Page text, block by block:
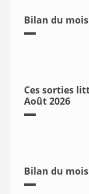
Bilan du
Ces sorties
Août 2026
Bilan du mois